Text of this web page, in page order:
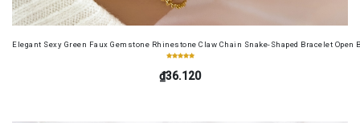
Elegant Sexy Green Faux Gemstone Rhinestone Claw Chain Snake-Shaped Bracelet Open
₫36.120